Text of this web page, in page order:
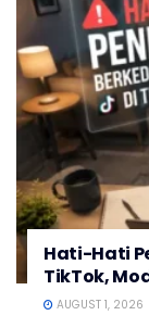
Hati-Hati
TikTok,
AUGUST 1, 2026